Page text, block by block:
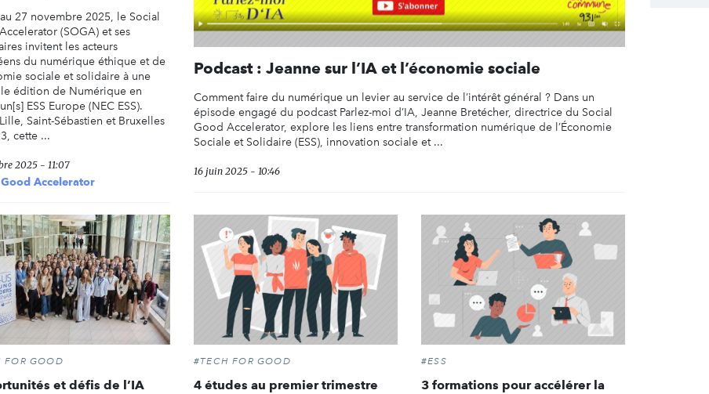
27 novembre 2025, le Social
(SOGA) et ses
invitent les acteurs
du numérique éthique et de
sociale et solidaire à une
édition de Numérique en
ESS Europe (NEC ESS).
Saint-Sébastien et Bruxelles
cette ...
2025 - 11:07
Accelerator
Podcast : Jeanne sur l’IA et l’économie sociale
Comment faire du numérique un levier au service de l’intérêt général ? Dans un
épisode engagé du podcast Parlez-moi d’IA, Jeanne Bretécher, directrice du Social
Good Accelerator, explore les liens entre transformation numérique de l’Économie
Sociale et Solidaire (ESS), innovation sociale et ...
16 juin 2025 - 10:46
FOR GOOD
et défis de l’IA
#TECH FOR GOOD
4 études au premier trimestre
#ESS
3 formations pour accélérer la